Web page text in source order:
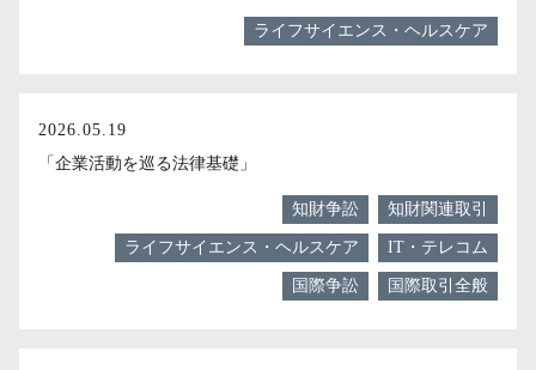
ライフサイエンス・ヘルスケア
2026.05.19
「企業活動を巡る法律基礎」
知財争訟 知財関連取引
ライフサイエンス・ヘルスケア IT・テレコム
国際争訟 国際取引全般